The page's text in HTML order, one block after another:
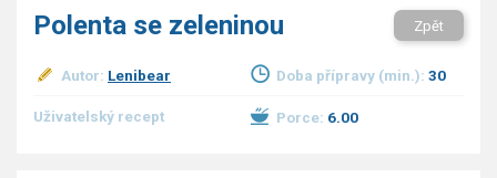
hovězí, telecí
vnitřnosti
Polenta se zeleninou Zpět
Autor: Lenibear Doba přípravy (min.): 30
Uživatelský recept Porce: 6.00